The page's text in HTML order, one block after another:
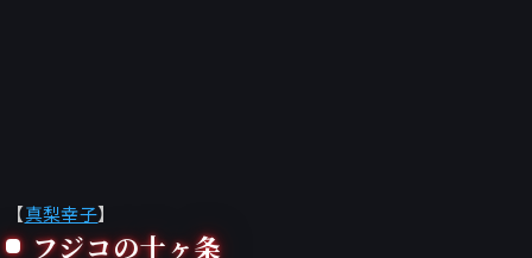
【真梨幸子】
フジコの十ヶ条